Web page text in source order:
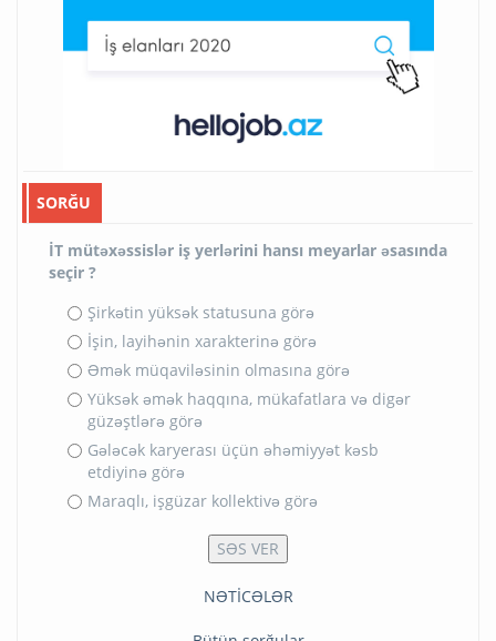
SORĞU
İT mütəxəssislər iş yerlərini hansı meyarlar əsasında
seçir ?
Şirkətin yüksək statusuna görə
İşin, layihənin xarakterinə görə
Əmək müqaviləsinin olmasına görə
Yüksək əmək haqqına, mükafatlara və digər
güzəştlərə görə
Gələcək karyerası üçün əhəmiyyət kəsb
etdiyinə görə
Maraqlı, işgüzar kollektivə görə
NƏTİCƏLƏR